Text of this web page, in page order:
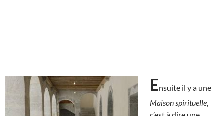
Ensuite il y a une
Maison spirituelle
c’est à dire une